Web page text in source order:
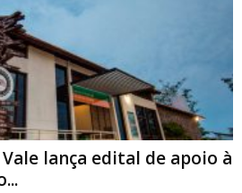
lança edital de apoio à